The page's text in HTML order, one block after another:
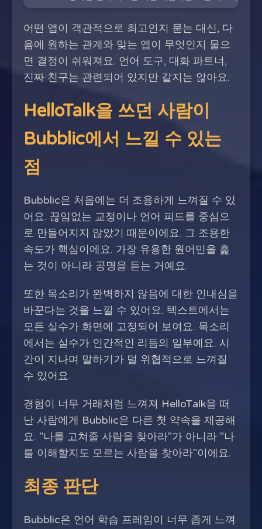
어떤 앱이 객관적으로 최고인지 묻는 대신, 다
음에 원하는 관계와 맞는 앱이 무엇인지 물으
면 결정이 쉬워져요. 언어 도구, 대화 파트너,
진짜 친구는 관련되어 있지만 같지는 않아요.
HelloTalk을 쓰던 사람이
Bubblic에서 느낄 수 있는
점
Bubblic은 처음에는 더 조용하게 느껴질 수 있
어요. 끊임없는 교정이나 언어 피드를 중심으
로 만들어지지 않았기 때문이에요. 그 조용한
속도가 핵심이에요. 가장 유용한 원어민을 훑
는 것이 아니라 공명을 듣는 거예요.
또한 목소리가 완벽하지 않음에 대한 인내심을
바꾼다는 것을 느낄 수 있어요. 텍스트에서는
모든 실수가 화면에 고정되어 보여요. 목소리
에서는 실수가 인간적인 리듬의 일부예요. 시
간이 지나며 말하기가 덜 위협적으로 느껴질
수 있어요.
경험이 너무 거래처럼 느껴져 HelloTalk을 떠
난 사람에게 Bubblic은 다른 첫 약속을 제공해
요. "나를 고쳐줄 사람을 찾아라"가 아니라 "나
를 이해할지도 모르는 사람을 찾아라"이에요.
최종 판단
Bubblic은 언어 학습 프레임이 너무 좁게 느껴